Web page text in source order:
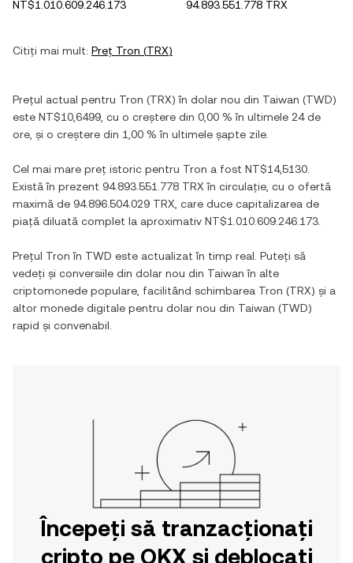
NT$1.010.609.246.173
94.893.551.778 TRX
Citiți mai mult: Preț Tron (TRX)
Prețul actual pentru Tron (TRX) în dolar nou din Taiwan (TWD)
este NT$10,6499 , cu o creștere din 0,00 % în ultimele 24 de
ore, și o creștere din 1,00 % în ultimele șapte zile.
Cel mai mare preț istoric pentru Tron a fost NT$14,5130
Există în prezent 94.893.551.778 TRX în circulație, cu o ofertă
maximă de 94.896.504.029 TRX , care duce capitalizarea de
piață diluată complet la aproximativ NT$1.010.609.246.173
Prețul Tron în TWD este actualizat în timp real. Puteți să
vedeți și conversiile din dolar nou din Taiwan în alte
criptomonede populare, facilitând schimbarea Tron (TRX) și a
altor monede digitale pentru dolar nou din Taiwan (TWD)
rapid și convenabil.
Începeți să tranzacționați
cripto pe OKX și deblocați